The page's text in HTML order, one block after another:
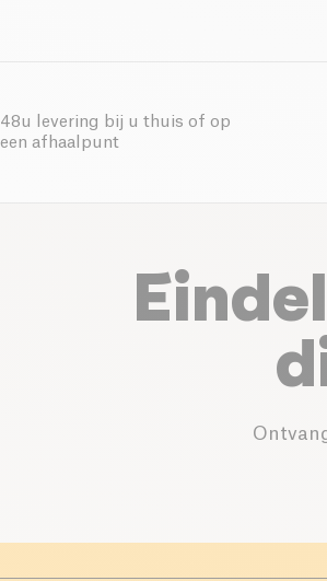
48u levering bij u thuis of op
een afhaalpunt